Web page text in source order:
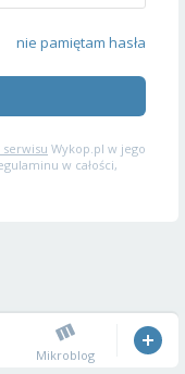
nie pamiętam hasła
serwisu Wykop.pl w jego
w całości,
Mikroblog